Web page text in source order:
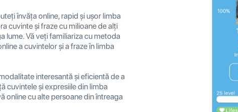
învăța online, rapid și ușor limba
cuvinte și fraze cu milioane de alți
lume. Vă veți familiariza cu metoda
a cuvintelor și a fraze în limba
interesantă și eficientă de a
cuvintele și expresiile din limba
online cu alte persoane din întreaga